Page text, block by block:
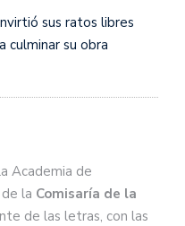
sus ratos libres
culminar su obra
Academia de
la Comisaría de la
de las letras, con las